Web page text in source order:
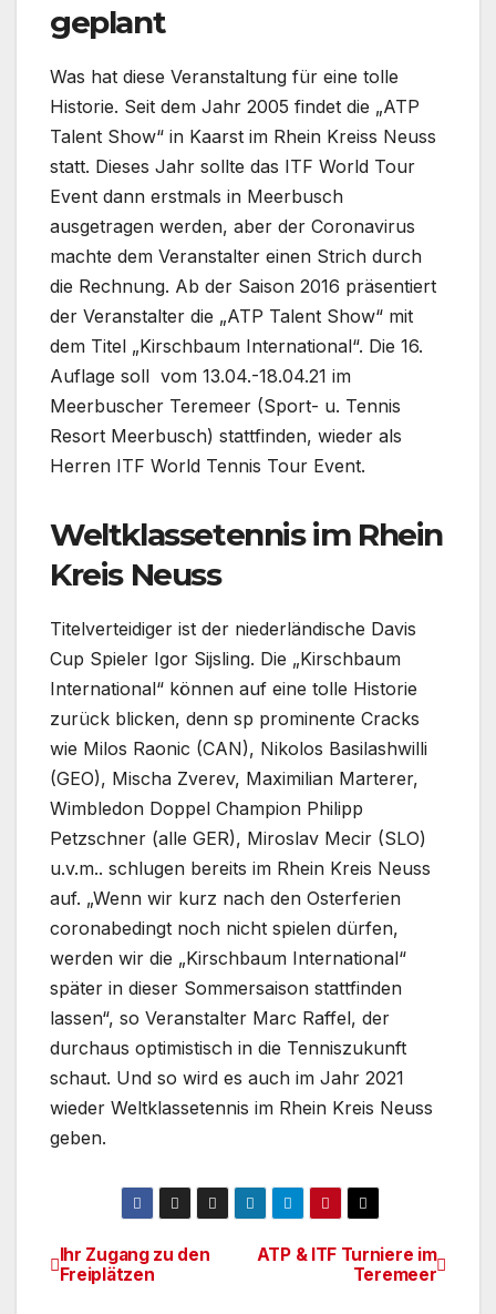
geplant
Was hat diese Veranstaltung für eine tolle
Historie. Seit dem Jahr 2005 findet die „ATP
Talent Show“ in Kaarst im Rhein Kreiss Neuss
statt. Dieses Jahr sollte das ITF World Tour
Event dann erstmals in Meerbusch
ausgetragen werden, aber der Coronavirus
machte dem Veranstalter einen Strich durch
die Rechnung. Ab der Saison 2016 präsentiert
der Veranstalter die „ATP Talent Show“ mit
dem Titel „Kirschbaum International“. Die 16.
Auflage soll vom 13.04.-18.04.21 im
Meerbuscher Teremeer (Sport- u. Tennis
Resort Meerbusch) stattfinden, wieder als
Herren ITF World Tennis Tour Event.
Weltklassetennis im Rhein
Kreis Neuss
Titelverteidiger ist der niederländische Davis
Cup Spieler Igor Sijsling. Die „Kirschbaum
International“ können auf eine tolle Historie
zurück blicken, denn sp prominente Cracks
wie Milos Raonic (CAN), Nikolos Basilashwilli
(GEO), Mischa Zverev, Maximilian Marterer,
Wimbledon Doppel Champion Philipp
Petzschner (alle GER), Miroslav Mecir (SLO)
u.v.m.. schlugen bereits im Rhein Kreis Neuss
auf. „Wenn wir kurz nach den Osterferien
coronabedingt noch nicht spielen dürfen,
werden wir die „Kirschbaum International“
später in dieser Sommersaison stattfinden
lassen“, so Veranstalter Marc Raffel, der
durchaus optimistisch in die Tenniszukunft
schaut. Und so wird es auch im Jahr 2021
wieder Weltklassetennis im Rhein Kreis Neuss
geben.
Beitragsnavigation
ATP & ITF Turniere im
Teremeer
Ihr Zugang zu den
Freiplätzen